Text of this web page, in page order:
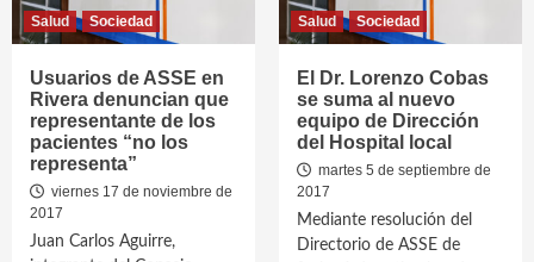
Salud Sociedad
Usuarios de ASSE en
Rivera denuncian que
representante de los
pacientes “no los
representa”
viernes 17 de noviembre de
2017
Juan Carlos Aguirre,
Salud Sociedad
El Dr. Lorenzo Cobas
se suma al nuevo
equipo de Dirección
del Hospital local
martes 5 de septiembre de
2017
Mediante resolución del
Directorio de ASSE de